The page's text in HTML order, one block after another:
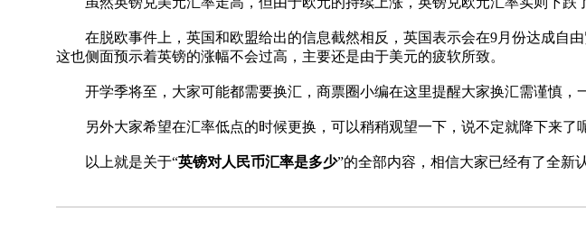
在脱欧事件上，英国和欧盟给出的信息截然相反，英国表示会在9月份达成自由
这也侧面预示着英镑的涨幅不会过高，主要还是由于美元的疲软所致。
开学季将至，大家可能都需要换汇，商票圈小编在这里提醒大家换汇需谨慎，
另外大家希望在汇率低点的时候更换，可以稍稍观望一下，说不定就降下来了呢
以上就是关于“英镑对人民币汇率是多少”的全部内容，相信大家已经有了全新